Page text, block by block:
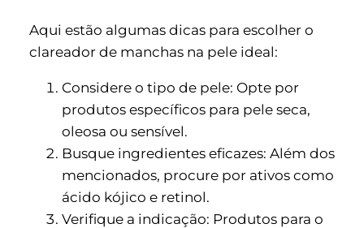
Aqui estão algumas dicas para escolher o
clareador de manchas na pele ideal:
Considere o tipo de pele: Opte por
produtos específicos para pele seca,
oleosa ou sensível.
Busque ingredientes eficazes: Além dos
mencionados, procure por ativos como
ácido kójico e retinol.
Verifique a indicação: Produtos para o